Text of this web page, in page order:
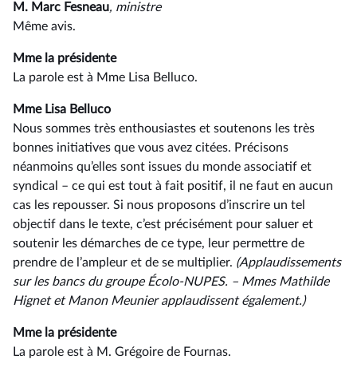
M. Marc Fesneau, ministre
Même avis.
Mme la présidente
La parole est à Mme Lisa Belluco.
Mme Lisa Belluco
Nous sommes très enthousiastes et soutenons les très
bonnes initiatives que vous avez citées. Précisons
néanmoins qu’elles sont issues du monde associatif et
syndical –⁠ ce qui est tout à fait positif, il ne faut en aucun
cas les repousser. Si nous proposons d’inscrire un tel
objectif dans le texte, c’est précisément pour saluer et
soutenir les démarches de ce type, leur permettre de
prendre de l’ampleur et de se multiplier. (Applaudissements
sur les bancs du groupe Écolo-NUPES. –⁠ Mmes Mathilde
Hignet et Manon Meunier applaudissent également.)
Mme la présidente
La parole est à M. Grégoire de Fournas.